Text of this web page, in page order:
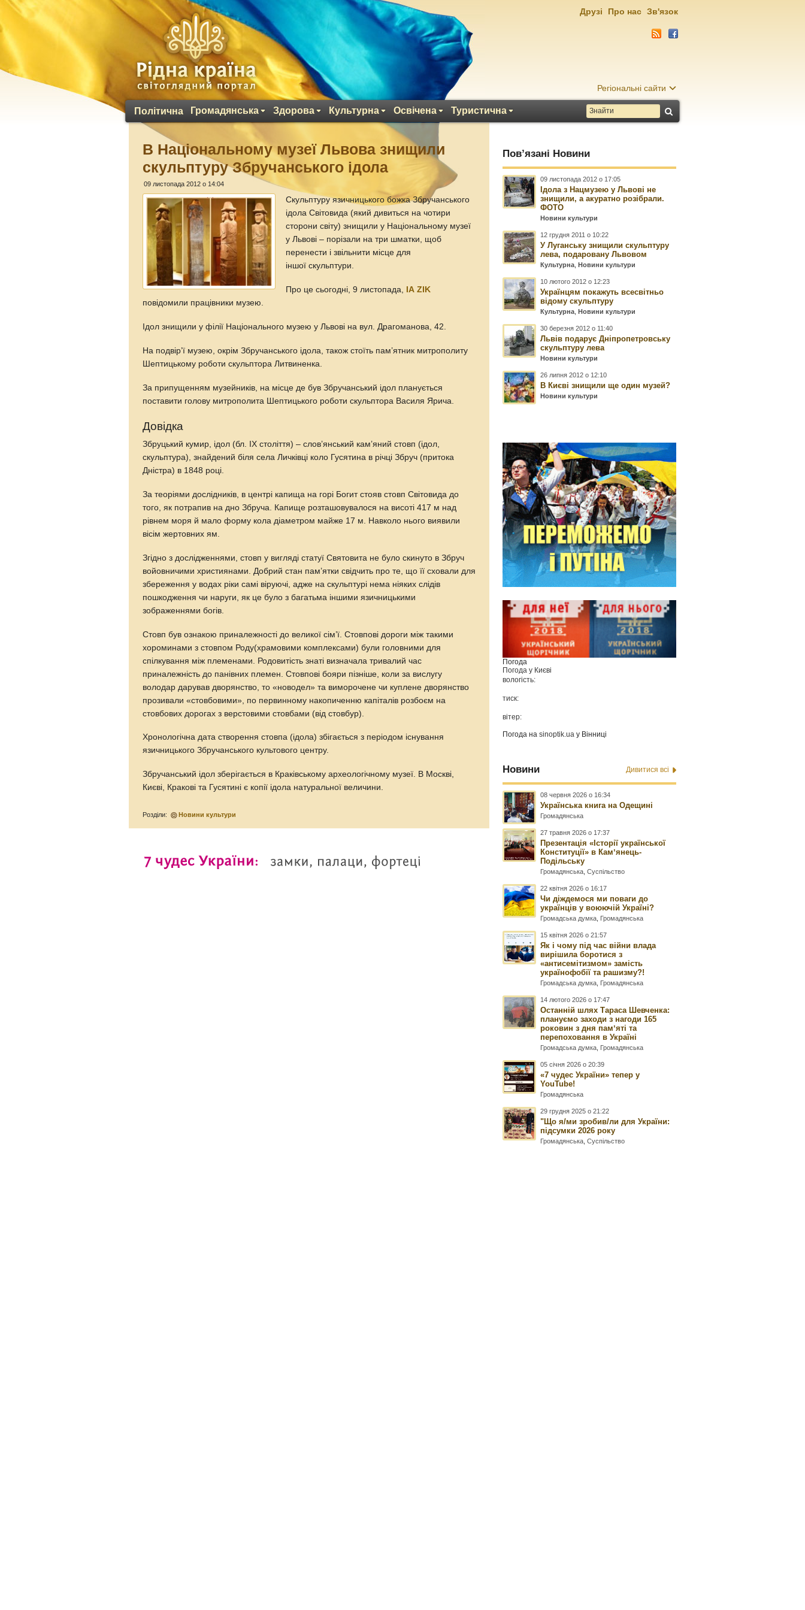
Регіональні сайти
Політична Громадянська Здорова Культурна Освічена Туристична
Друзі Про нас Зв'язок
В Національному музеї Львова знищили
скульптуру Збручанського ідола
09 листопада 2012 о 14:04
Скульптуру язичницького божка Збручанського
ідола Світовида (який дивиться на чотири
сторони світу) знищили у Національному музеї
у Львові – порізали на три шматки, щоб
перенести і звільнити місце для
іншої скульптури.
Про це сьогодні, 9 листопада,
ІА ZIK
повідомили працівники музею.
Ідол знищили у філії Національного музею у Львові на вул. Драгоманова, 42.
На подвір’ї музею, окрім Збручанського ідола, також стоїть пам’ятник митрополиту
Шептицькому роботи скульптора Литвиненка.
За припущенням музейників, на місце де був Збручанський ідол планується
поставити голову митрополита Шептицького роботи скульптора Василя Ярича.
Довідка
Збруцький кумир, ідол (бл. IX століття) – слов’янський кам’яний стовп (ідол,
скульптура), знайдений біля села Личківці коло Гусятина в річці Збруч (притока
Дністра) в 1848 році.
За теоріями дослідників, в центрі капища на горі Богит стояв стовп Світовида до
того, як потрапив на дно Збруча. Капище розташовувалося на висоті 417 м над
рівнем моря й мало форму кола діаметром майже 17 м. Навколо нього виявили
вісім жертовних ям.
Згідно з дослідженнями, стовп у вигляді статуї Святовита не було скинуто в Збруч
войовничими християнами. Добрий стан пам’ятки свідчить про те, що її сховали для
збереження у водах ріки самі віруючі, адже на скульптурі нема ніяких слідів
пошкодження чи наруги, як це було з багатьма іншими язичницькими
зображеннями богів.
Стовп був ознакою приналежності до великої сім’ї. Стовпові дороги між такими
хороминами з стовпом Роду(храмовими комплексами) були головними для
спілкування між племенами. Родовитість знаті визначала тривалий час
приналежність до панівних племен. Стовпові бояри пізніше, коли за вислугу
володар дарував дворянство, то «новодел» та виморочене чи куплене дворянство
прозивали «стовбовими», по первинному накопиченню капіталів розбоєм на
стовбових дорогах з верстовими стовбами (від стовбур).
Хронологічна дата створення стовпа (ідола) збігається з періодом існування
язичницького Збручанського культового центру.
Збручанський ідол зберігається в Краківському археологічному музеї. В Москві,
Києві, Кракові та Гусятині є копії ідола натуральної величини.
Розділи: Новини культури
Пов’язані Новини
09 листопада 2012 о 17:05
Ідола з Нацмузею у Львові не
знищили, а акуратно розібрали.
ФОТО
Новини культури
12 грудня 2011 о 10:22
У Луганську знищили скульптуру
лева, подаровану Львовом
Культурна ,Новини культури
10 лютого 2012 о 12:23
Українцям покажуть всесвітньо
відому скульптуру
Культурна ,Новини культури
30 березня 2012 о 11:40
Львів подарує Дніпропетровську
скульптуру лева
Новини культури
26 липня 2012 о 12:10
В Києві знищили ще один музей?
Новини культури
Погода
Погода у Києві
вологість:
тиск:
вітер:
Погода наsinoptik.ua у Вінниці
Новини Дивитися всі
08 червня 2026 о 16:34
Українська книга на Одещині
Громадянська
27 травня 2026 о 17:37
Презентація «Історії української
Конституції» в Камʼянець-
Подільську
Громадянська ,Суспільство
22 квітня 2026 о 16:17
Чи діждемося ми поваги до
українців у воюючій Україні?
Громадська думка Громадянська
15 квітня 2026 о 21:57
Як і чому під час війни влада
вирішила боротися з
«антисемітизмом» замість
українофобії та рашизму?!
Громадська думка Громадянська
14 лютого 2026 о 17:47
Останній шлях Тараса Шевченка:
плануємо заходи з нагоди 165
роковин з дня памʼяті та
перепоховання в Україні
Громадська думка Громадянська
05 січня 2026 о 20:39
«7 чудес України» тепер у
YouTube!
Громадянська
29 грудня 2025 о 21:22
"Що я/ми зробив/ли для України:
підсумки 2026 року
Громадянська ,Суспільство